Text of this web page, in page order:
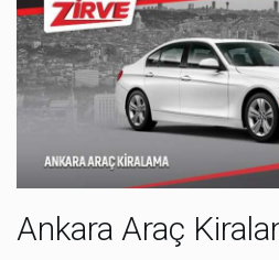
Ankara Araç